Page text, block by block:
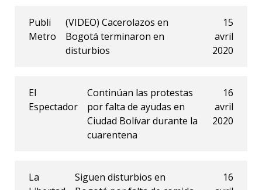
Publi
Metro
(VIDEO) Cacerolazos en
Bogotá terminaron en
disturbios
15
avril
2020
El
Espectador
Continúan las protestas
por falta de ayudas en
Ciudad Bolívar durante la
cuarentena
16
avril
2020
La
Siguen disturbios en
16